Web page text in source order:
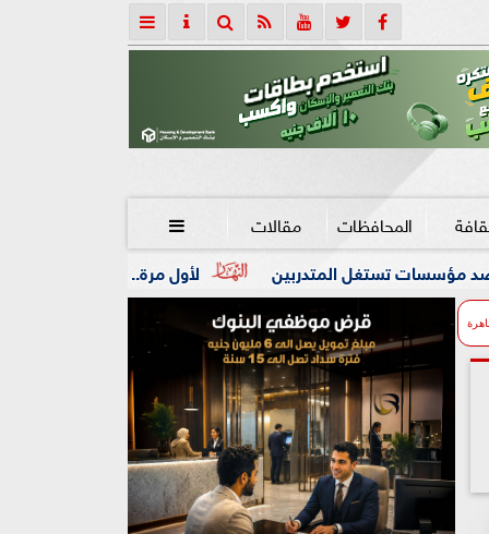
المحافظات مقالات 
لأول مرة.. ”الرقابة المالية” تنظم نشاط صناديق